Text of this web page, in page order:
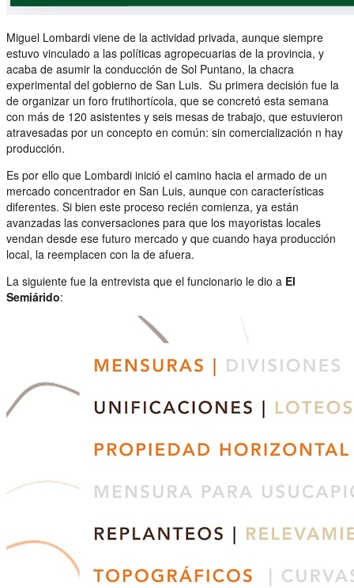
Miguel Lombardi viene de la actividad privada, aunque siempre
estuvo vinculado a las políticas agropecuarias de la provincia, y
acaba de asumir la conducción de Sol Puntano, la chacra
experimental del gobierno de San Luis. Su primera decisión fue la
de organizar un foro frutihortícola, que se concretó esta semana
con más de 120 asistentes y seis mesas de trabajo, que estuvieron
atravesadas por un concepto en común: sin comercialización n hay
producción.
Es por ello que Lombardi inició el camino hacia el armado de un
mercado concentrador en San Luis, aunque con características
diferentes. Si bien este proceso recién comienza, ya están
avanzadas las conversaciones para que los mayoristas locales
vendan desde ese futuro mercado y que cuando haya producción
local, la reemplacen con la de afuera.
La siguiente fue la entrevista que el funcionario le dio a El
Semiárido: